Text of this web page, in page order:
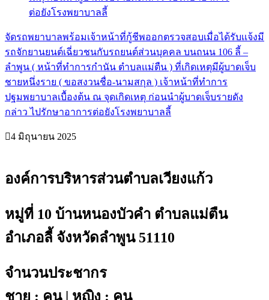
จัดรถพยาบาลพร้อมเจ้าหน้าที่กู้ชีพออกตรวจสอบเมื่อได้รับเเจ้งมี
รถจักยานยนต์เฉี่ยวชนกับรถยนต์ส่วนบุคคล บนถนน 106 ลี้ –
ลำพูน ( หน้าที่ทำการกำนัน ตำบลเเม่ตืน ) ที่เกิดเหตุมีผู้บาดเจ็บ
ชายหนึ่งราย ( ขอสงวนชื่อ-นามสกุล ) เจ้าหน้าที่ทำการ
ปฐมพยาบาลเบื้องต้น ณ จุดเกิดเหตุ ก่อนนำผู้บาดเจ็บรายดัง
กล่าว ไปรักษาอาการต่อยังโรงพยาบาลลี้
4 มิถุนายน 2025
องค์การบริหารส่วนตำบลเวียงแก้ว
หมู่ที่ 10 บ้านหนองบัวคำ ตำบลแม่ตืน
อำเภอลี้ จังหวัดลำพูน 51110
จำนวนประชากร
ชาย : คน | หญิง : คน